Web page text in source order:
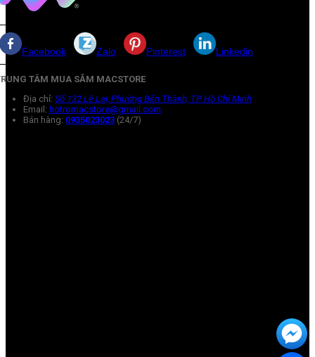
Facebook Zalo Pinterest Linkedin
TÂM MUA SẮM MACSTORE
Địa chỉ: Số 132 Lê Lai, Phường Bến Thành, TP Hồ Chí Minh
Email: hotromacstore@gmail.com
Bán hàng: 0935023023 (24/7)